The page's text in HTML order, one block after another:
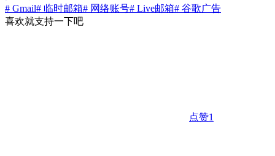
# Gmail# 临时邮箱# 网络账号# Live邮箱# 谷歌广告
喜欢就支持一下吧
点赞1